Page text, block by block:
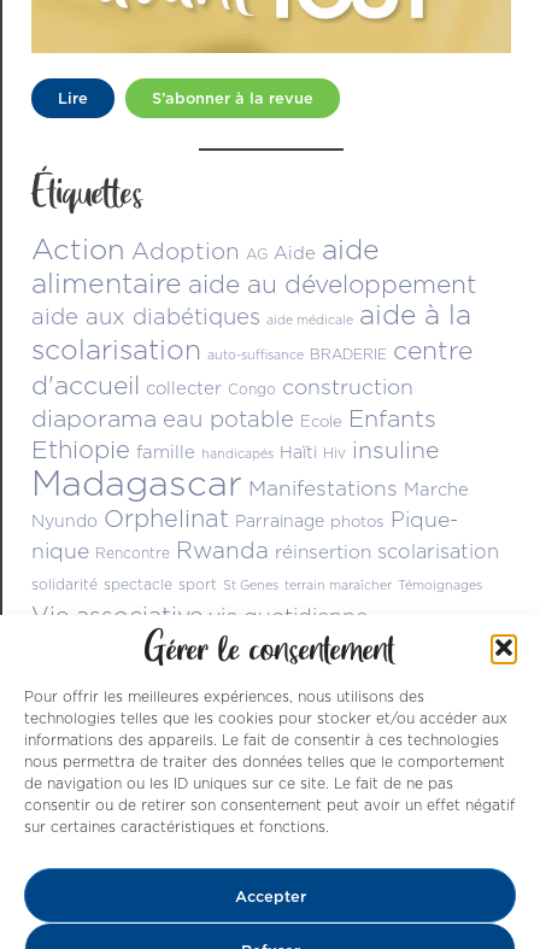
Gérer le consentement
Pour offrir les meilleures expériences, nous utilisons des
technologies telles que les cookies pour stocker et/ou accéder aux
informations des appareils. Le fait de consentir à ces technologies
nous permettra de traiter des données telles que le comportement
de navigation ou les ID uniques sur ce site. Le fait de ne pas
consentir ou de retirer son consentement peut avoir un effet négatif
sur certaines caractéristiques et fonctions.
Accepter
Lire S’abonner à la revue
Étiquettes
Action Adoption AG Aide aide
alimentaire aide au développement
aide aux diabétiques aide médicale aide à la
scolarisation auto-suffisance BRADERIE centre
d'accueil collecter Congo construction
diaporama eau potable Ecole Enfants
Ethiopie famille handicapés Haïti Hiv insuline
Madagascar Manifestations Marche
Nyundo Orphelinat Parrainage photos Pique-
nique Rencontre Rwanda réinsertion scolarisation
solidarité spectacle sport St Genes terrain maraîcher Témoignages
Vie associative vie quotidienne
Nos ressources sont issues de dons , de
parrainages et du dynamisme des nombreux
bénévoles qui s’activent à améliorer le